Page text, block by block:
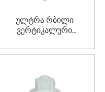
ულტრა რბილი
ვერტიკალური
სანიტარული ბალიშები